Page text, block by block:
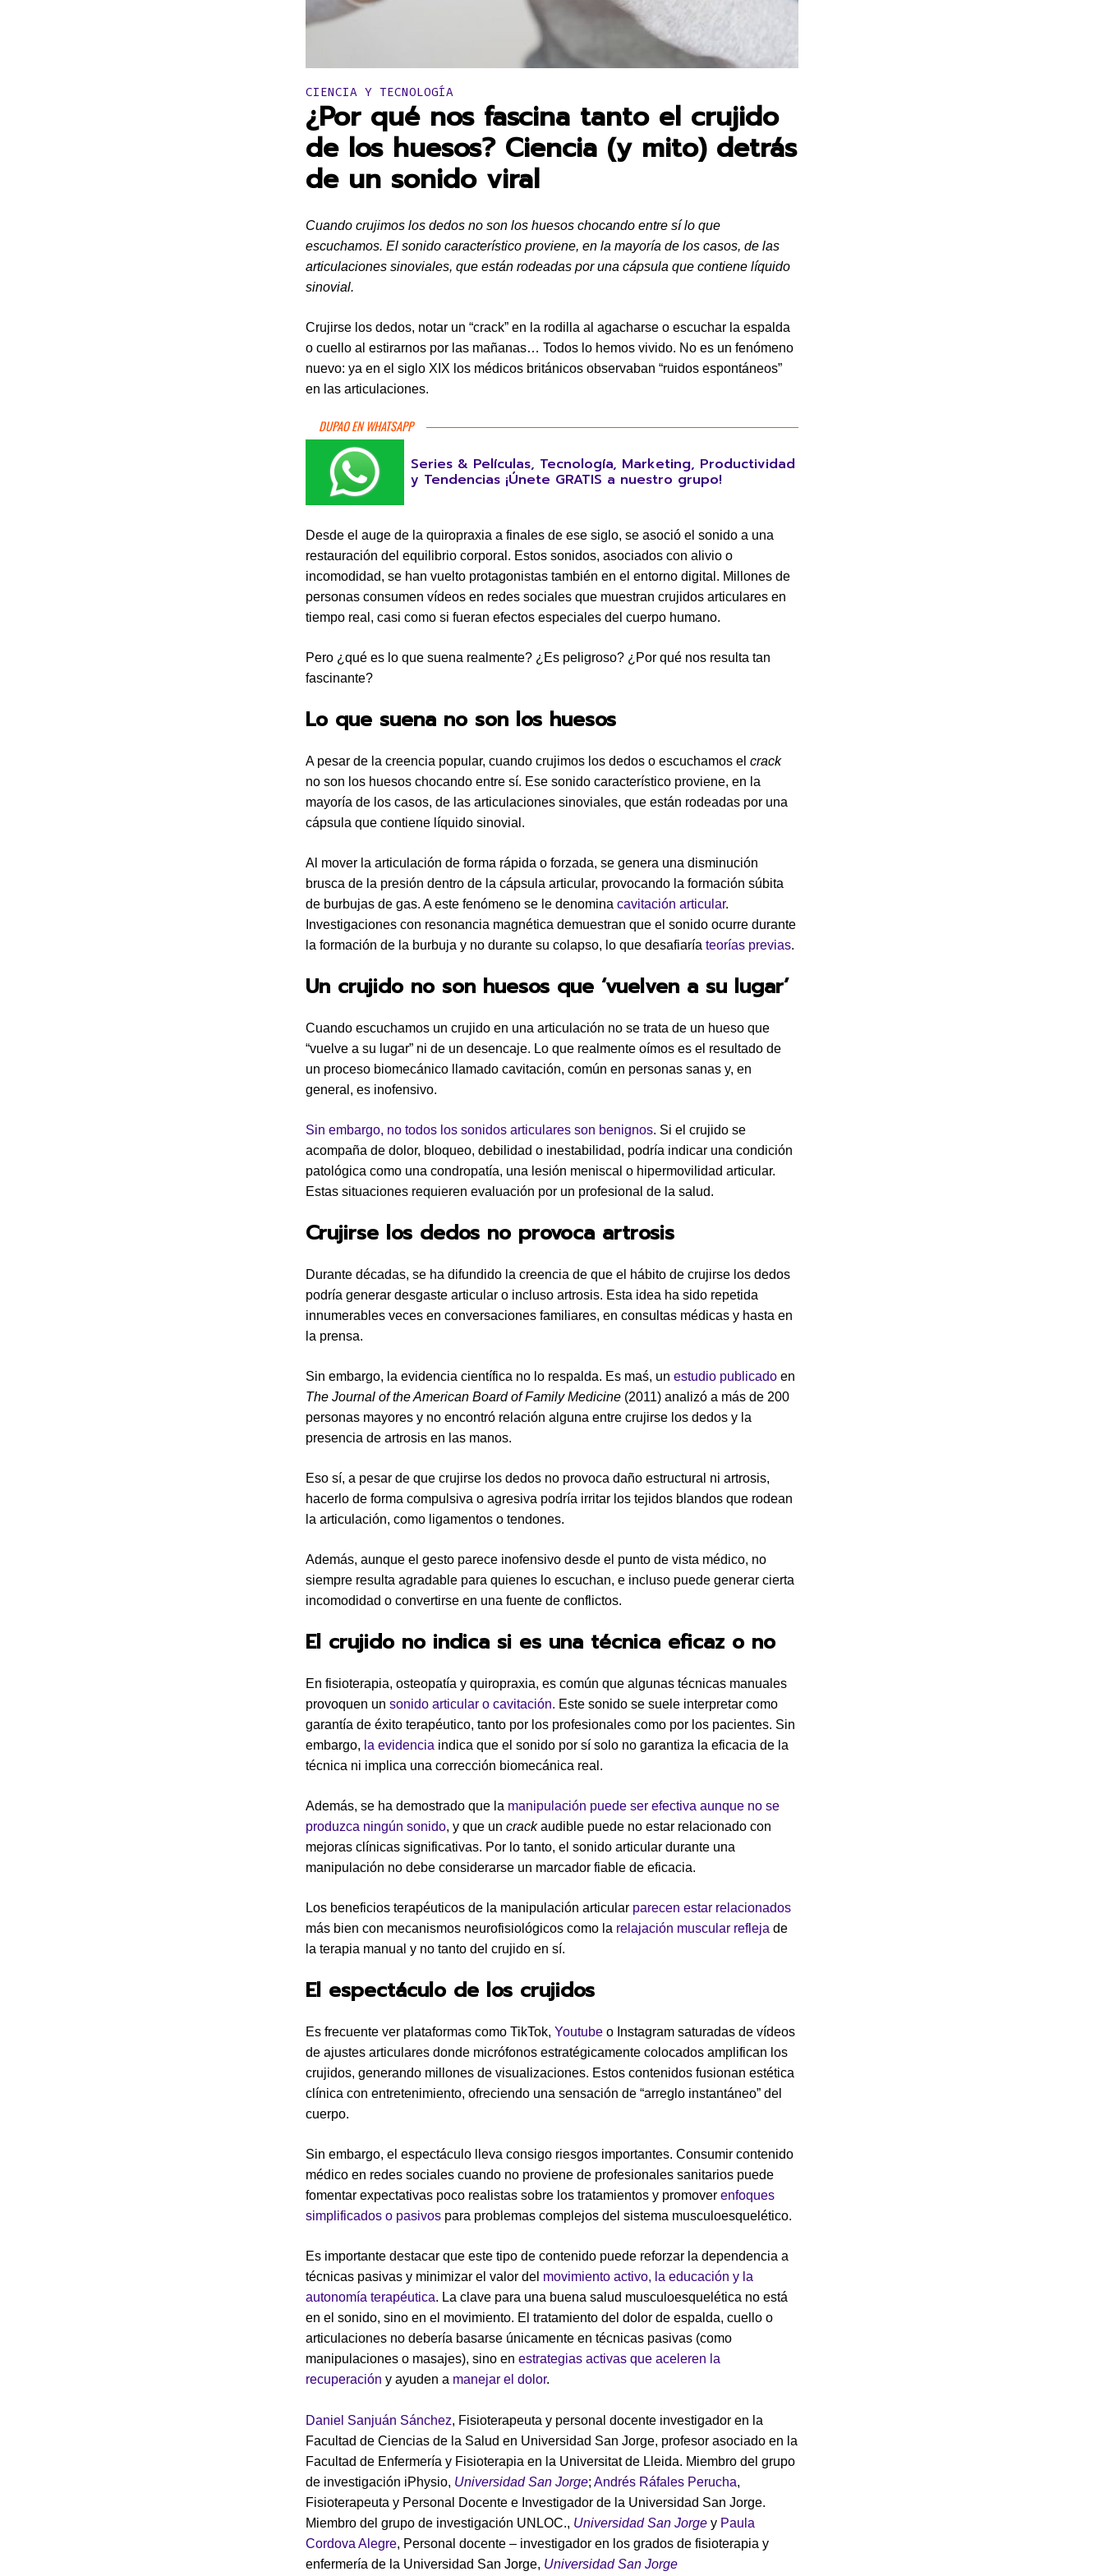
Publicado en:
CIENCIA Y TECNOLOGÍA
¿Por qué nos fascina tanto el crujido
de los huesos? Ciencia (y mito) detrás
de un sonido viral
Cuando crujimos los dedos no son los huesos chocando entre sí lo que
escuchamos. El sonido característico proviene, en la mayoría de los casos, de las
articulaciones sinoviales, que están rodeadas por una cápsula que contiene líquido
sinovial.
Crujirse los dedos, notar un “crack” en la rodilla al agacharse o escuchar la espalda
o cuello al estirarnos por las mañanas… Todos lo hemos vivido. No es un fenómeno
nuevo: ya en el siglo XIX los médicos británicos observaban “ruidos espontáneos”
en las articulaciones.
DUPAO EN WHATSAPP
Series & Películas, Tecnología, Marketing, Productividad
y Tendencias ¡Únete GRATIS a nuestro grupo!
Desde el auge de la quiropraxia a finales de ese siglo, se asoció el sonido a una
restauración del equilibrio corporal. Estos sonidos, asociados con alivio o
incomodidad, se han vuelto protagonistas también en el entorno digital. Millones de
personas consumen vídeos en redes sociales que muestran crujidos articulares en
tiempo real, casi como si fueran efectos especiales del cuerpo humano.
Pero ¿qué es lo que suena realmente? ¿Es peligroso? ¿Por qué nos resulta tan
fascinante?
Lo que suena no son los huesos
A pesar de la creencia popular, cuando crujimos los dedos o escuchamos el crack
no son los huesos chocando entre sí. Ese sonido característico proviene, en la
mayoría de los casos, de las articulaciones sinoviales, que están rodeadas por una
cápsula que contiene líquido sinovial.
Al mover la articulación de forma rápida o forzada, se genera una disminución
brusca de la presión dentro de la cápsula articular, provocando la formación súbita
de burbujas de gas. A este fenómeno se le denomina cavitación articular.
Investigaciones con resonancia magnética demuestran que el sonido ocurre durante
la formación de la burbuja y no durante su colapso, lo que desafiaría teorías previas.
Un crujido no son huesos que ‘vuelven a su lugar’
Cuando escuchamos un crujido en una articulación no se trata de un hueso que
“vuelve a su lugar” ni de un desencaje. Lo que realmente oímos es el resultado de
un proceso biomecánico llamado cavitación, común en personas sanas y, en
general, es inofensivo.
Sin embargo, no todos los sonidos articulares son benignos. Si el crujido se
acompaña de dolor, bloqueo, debilidad o inestabilidad, podría indicar una condición
patológica como una condropatía, una lesión meniscal o hipermovilidad articular.
Estas situaciones requieren evaluación por un profesional de la salud.
Crujirse los dedos no provoca artrosis
Durante décadas, se ha difundido la creencia de que el hábito de crujirse los dedos
podría generar desgaste articular o incluso artrosis. Esta idea ha sido repetida
innumerables veces en conversaciones familiares, en consultas médicas y hasta en
la prensa.
Sin embargo, la evidencia científica no lo respalda. Es maś, un estudio publicado en
The Journal of the American Board of Family Medicine (2011) analizó a más de 200
personas mayores y no encontró relación alguna entre crujirse los dedos y la
presencia de artrosis en las manos.
Eso sí, a pesar de que crujirse los dedos no provoca daño estructural ni artrosis,
hacerlo de forma compulsiva o agresiva podría irritar los tejidos blandos que rodean
la articulación, como ligamentos o tendones.
Además, aunque el gesto parece inofensivo desde el punto de vista médico, no
siempre resulta agradable para quienes lo escuchan, e incluso puede generar cierta
incomodidad o convertirse en una fuente de conflictos.
El crujido no indica si es una técnica eficaz o no
En fisioterapia, osteopatía y quiropraxia, es común que algunas técnicas manuales
provoquen un sonido articular o cavitación. Este sonido se suele interpretar como
garantía de éxito terapéutico, tanto por los profesionales como por los pacientes. Sin
embargo, la evidencia indica que el sonido por sí solo no garantiza la eficacia de la
técnica ni implica una corrección biomecánica real.
Además, se ha demostrado que la manipulación puede ser efectiva aunque no se
produzca ningún sonido, y que un crackaudible puede no estar relacionado con
mejoras clínicas significativas. Por lo tanto, el sonido articular durante una
manipulación no debe considerarse un marcador fiable de eficacia.
Los beneficios terapéuticos de la manipulación articular parecen estar relacionados
más bien con mecanismos neurofisiológicos como la relajación muscular refleja de
la terapia manual y no tanto del crujido en sí.
El espectáculo de los crujidos
Es frecuente ver plataformas como TikTok, Youtube o Instagram saturadas de vídeos
de ajustes articulares donde micrófonos estratégicamente colocados amplifican los
crujidos, generando millones de visualizaciones. Estos contenidos fusionan estética
clínica con entretenimiento, ofreciendo una sensación de “arreglo instantáneo” del
cuerpo.
Sin embargo, el espectáculo lleva consigo riesgos importantes. Consumir contenido
médico en redes sociales cuando no proviene de profesionales sanitarios puede
fomentar expectativas poco realistas sobre los tratamientos y promover enfoques
simplificados o pasivos para problemas complejos del sistema musculoesquelético.
Es importante destacar que este tipo de contenido puede reforzar la dependencia a
técnicas pasivas y minimizar el valor del movimiento activo, la educación y la
autonomía terapéutica. La clave para una buena salud musculoesquelética no está
en el sonido, sino en el movimiento. El tratamiento del dolor de espalda, cuello o
articulaciones no debería basarse únicamente en técnicas pasivas (como
manipulaciones o masajes), sino en estrategias activas que aceleren la
recuperación y ayuden a manejar el dolor.
Daniel Sanjuán Sánchez, Fisioterapeuta y personal docente investigador en la
Facultad de Ciencias de la Salud en Universidad San Jorge, profesor asociado en la
Facultad de Enfermería y Fisioterapia en la Universitat de Lleida. Miembro del grupo
de investigación iPhysio, Universidad San Jorge; Andrés Ráfales Perucha,
Fisioterapeuta y Personal Docente e Investigador de la Universidad San Jorge.
Miembro del grupo de investigación UNLOC., Universidad San Jorge y Paula
Cordova Alegre, Personal docente – investigador en los grados de fisioterapia y
enfermería de la Universidad San Jorge, Universidad San Jorge